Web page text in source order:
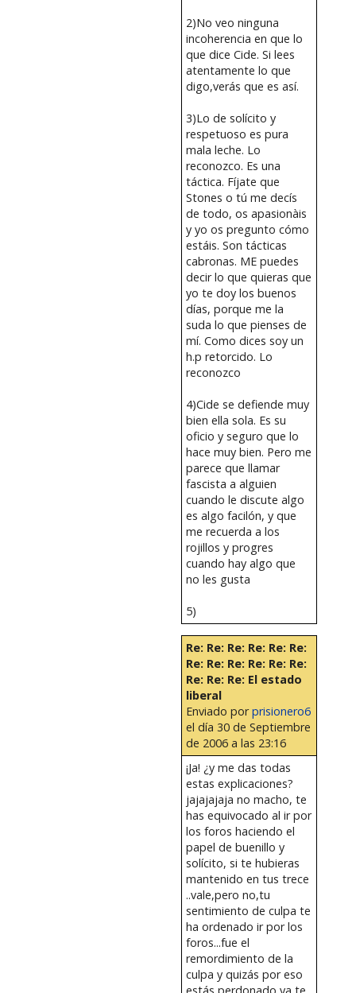
2)No veo ninguna
incoherencia en que lo
que dice Cide. Si lees
atentamente lo que
digo,verás que es así.
3)Lo de solícito y
respetuoso es pura
mala leche. Lo
reconozco. Es una
táctica. Fíjate que
Stones o tú me decís
de todo, os apasionàis
y yo os pregunto cómo
estáis. Son tácticas
cabronas. ME puedes
decir lo que quieras que
yo te doy los buenos
días, porque me la
suda lo que pienses de
mí. Como dices soy un
h.p retorcido. Lo
reconozco
4)Cide se defiende muy
bien ella sola. Es su
oficio y seguro que lo
hace muy bien. Pero me
parece que llamar
fascista a alguien
cuando le discute algo
es algo facilón, y que
me recuerda a los
rojillos y progres
cuando hay algo que
no les gusta
5)
Re: Re: Re: Re: Re: Re:
Re: Re: Re: Re: Re: Re:
Re: Re: Re: El estado
liberal
Enviado porprisionero6
el día 30 de Septiembre
de 2006 a las 23:16
¡Ja! ¿y me das todas
estas explicaciones?
jajajajaja no macho, te
has equivocado al ir por
los foros haciendo el
papel de buenillo y
solícito, si te hubieras
mantenido en tus trece
..vale,pero no,tu
sentimiento de culpa te
ha ordenado ir por los
foros...fue el
remordimiento de la
culpa y quizás por eso